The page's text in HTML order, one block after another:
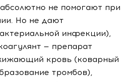
не помогают при
Но не дают
инфекции),
— препарат
кровь (коварный
тромбов),